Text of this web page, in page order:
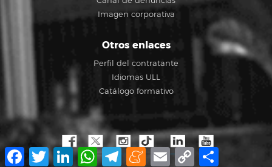
Imagen corporativa
Otros enlaces
Perfil del contratante
Idiomas ULL
Catálogo formativo
Facebook
TwitterLinkedInWhatsApp
TelegramMeneame
Email Copy
Link